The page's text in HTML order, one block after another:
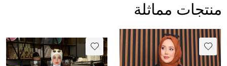
منتجات مماثلة